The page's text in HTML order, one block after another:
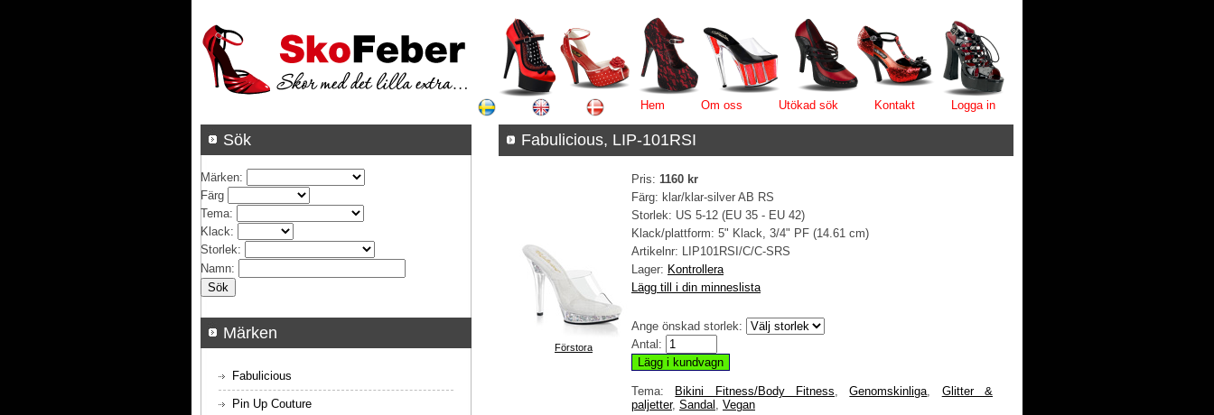
Hem Om oss Utökad sök Kontakt Logga in
Fabulicious, LIP-101RSI
Förstora
Pris: 1160 kr
Färg: klar/klar-silver AB RS
Storlek: US 5-12 (EU 35 - EU 42)
Klack/plattform: 5" Klack, 3/4" PF (14.61 cm)
Artikelnr: LIP101RSI/C/C-SRS
Lager: Kontrollera
Lägg till i din minneslista
Ange önskad storlek:
Antal:
Tema: Bikini Fitness/Body Fitness,Genomskinliga, Glitter &
paljetter, Sandal , Vegan
Sök
Märken:
Färg
Tema:
Klack:
Storlek:
Namn:
Märken
Fabulicious
Pin Up Couture